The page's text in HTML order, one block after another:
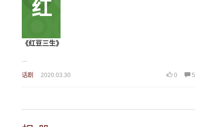
红
《红豆三生》
...
话剧 2020.03.30 0 5